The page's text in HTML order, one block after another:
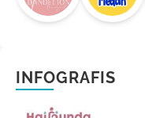
INFOGRAFIS